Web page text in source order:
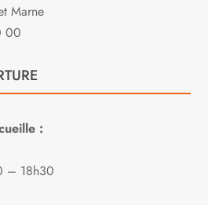
Marne
00
:
– 18h30